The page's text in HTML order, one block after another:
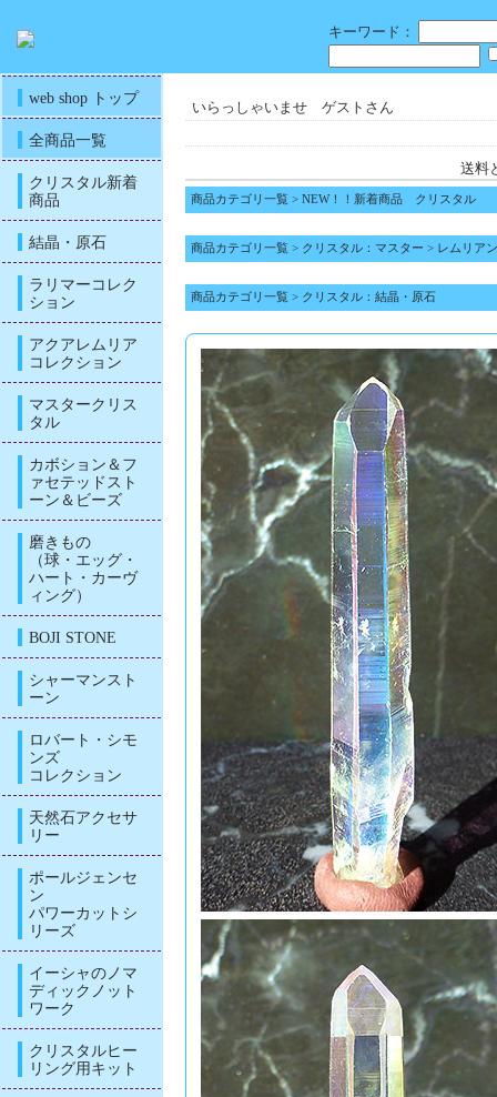
キーワード：
web shop トップ
全商品一覧
クリスタル新着
商品
結晶・原石
ラリマーコレク
ション
アクアレムリア
コレクション
マスタークリス
タル
カボション＆フ
ァセテッドスト
ーン＆ビーズ
磨きもの
（球・エッグ・
ハート・カーヴ
ィング）
BOJI STONE
シャーマンスト
ーン
ロバート・シモ
ンズ
コレクション
天然石アクセサ
リー
ポールジェンセ
ン
パワーカットシ
リーズ
イーシャのノマ
ディックノット
ワーク
クリスタルヒー
リング用キット
いらっしゃいませ ゲストさん
送料
商品カテゴリ一覧 > NEW！！新着商品 クリスタル
商品カテゴリ一覧 > クリスタル：マスター > レムリア
商品カテゴリ一覧 > クリスタル：結晶・原石